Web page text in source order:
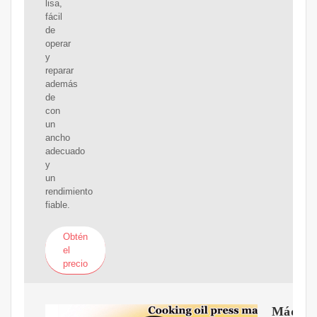
lisa,
fácil
de
operar
y
reparar
además
de
con
un
ancho
adecuado
y
un
rendimiento
fiable.
Obtén
el
precio